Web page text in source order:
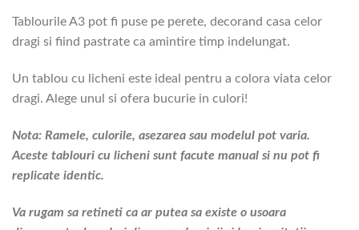
Tablourile A3 pot fi puse pe perete, decorand casa celor
dragi si fiind pastrate ca amintire timp indelungat.
Un tablou cu licheni este ideal pentru a colora viata celor
dragi. Alege unul si ofera bucurie in culori!
Nota: Ramele, culorile, asezarea sau modelul pot varia.
Aceste tablouri cu licheni sunt facute manual si nu pot fi
replicate identic.
Va rugam sa retineti ca ar putea sa existe o usoara